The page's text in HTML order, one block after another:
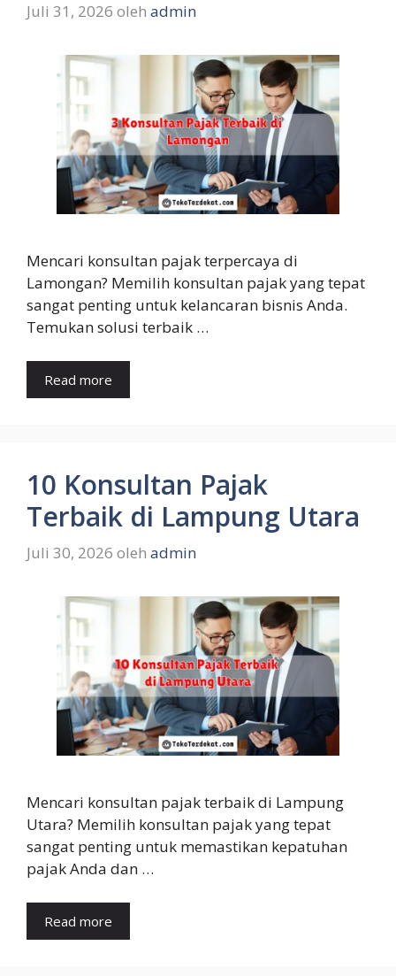
Juli 31, 2026 oleh admin
Mencari konsultan pajak terpercaya di
Lamongan? Memilih konsultan pajak yang tepat
sangat penting untuk kelancaran bisnis Anda.
Temukan solusi terbaik …
Read more
10 Konsultan Pajak
Terbaik di Lampung Utara
Juli 30, 2026 oleh admin
Mencari konsultan pajak terbaik di Lampung
Utara? Memilih konsultan pajak yang tepat
sangat penting untuk memastikan kepatuhan
pajak Anda dan …
Read more